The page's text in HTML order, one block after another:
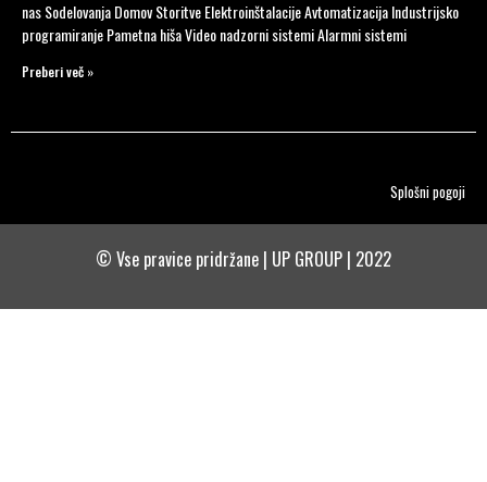
nas Sodelovanja Domov Storitve Elektroinštalacije Avtomatizacija Industrijsko
programiranje Pametna hiša Video nadzorni sistemi Alarmni sistemi
Preberi več »
Splošni pogoji
© Vse pravice pridržane | UP GROUP | 2022